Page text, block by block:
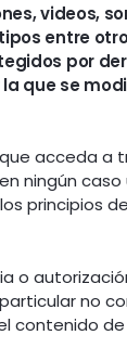
videos,
entre
por
que se
acceda a
ningún
principios
o
no
contenido